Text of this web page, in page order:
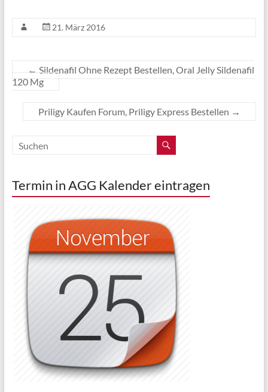
21. März 2016
← Sildenafil Ohne Rezept Bestellen, Oral Jelly Sildenafil
120 Mg
Priligy Kaufen Forum, Priligy Express Bestellen →
Termin in AGG Kalender eintragen